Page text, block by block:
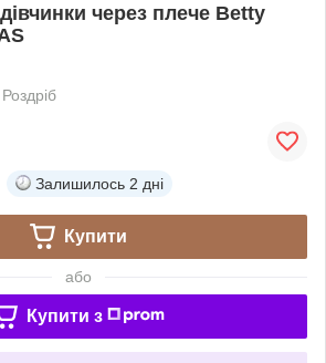
через плече Betty
Роздріб
Залишилось 2 дні
Купити
або
Купити з